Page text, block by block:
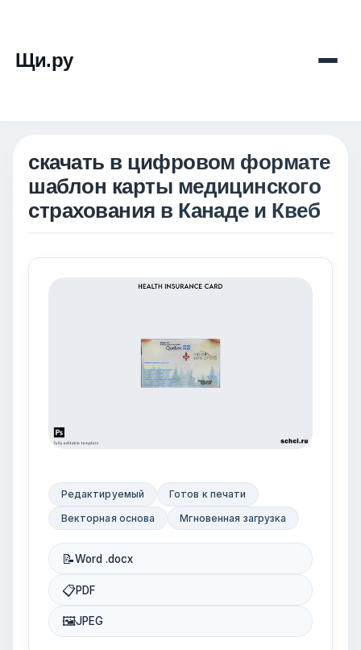
Щи.ру
скачать в цифровом формате
шаблон карты медицинского
страхования в Канаде и Квеб
Редактируемый
Готов к печати
Векторная основа
Мгновенная загрузка
📝Word .docx
📋PDF
🖼JPEG